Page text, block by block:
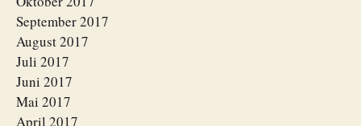
September 2017
August 2017
Juli 2017
Juni 2017
Mai 2017
April 2017